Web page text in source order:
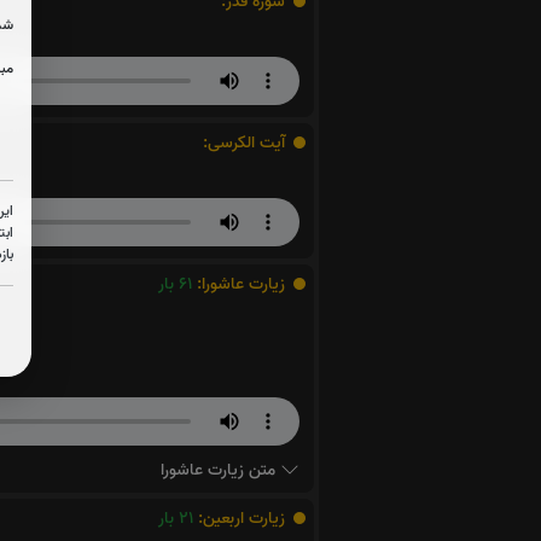
آیت الکرسی:
زیارت عاشورا: 61 بار
متن زیارت عاشورا
زیارت اربعین: 21 بار